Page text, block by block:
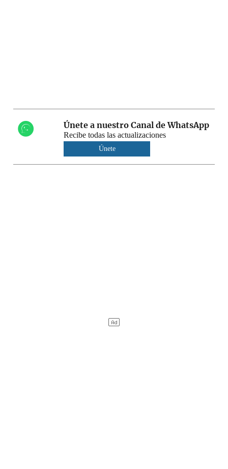
Únete a nuestro Canal de WhatsApp
Recibe todas las actualizaciones
Únete